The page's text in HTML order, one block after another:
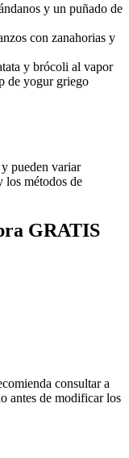
y un puñado de
con zanahorias y
y brócoli al vapor
de yogur griego
pueden variar
los métodos de
GRATIS
consultar a
antes de modificar los